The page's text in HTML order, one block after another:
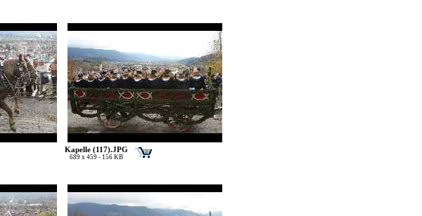
Kapelle (117).JPG
689 x 459 - 156 KB